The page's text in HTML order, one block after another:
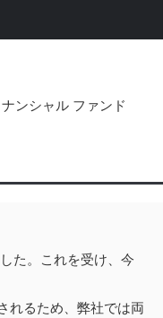
ンシャル ファンド
た。これを受け、今
れるため、弊社では両